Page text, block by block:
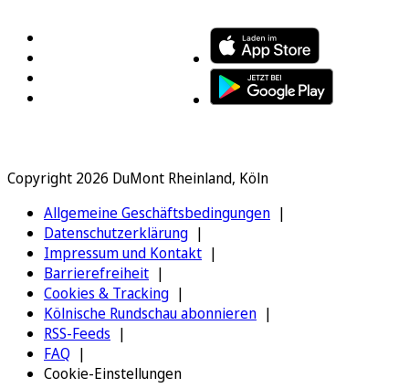
Copyright 2026 DuMont Rheinland, Köln
Allgemeine Geschäftsbedingungen
Datenschutzerklärung
Impressum und Kontakt
Barrierefreiheit
Cookies & Tracking
Kölnische Rundschau abonnieren
RSS-Feeds
FAQ
Cookie-Einstellungen